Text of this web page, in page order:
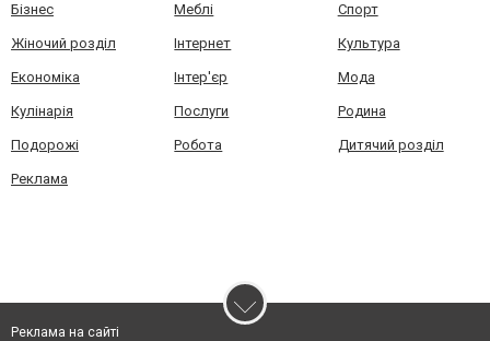
Бізнес Меблі Спорт
Жіночий розділ Інтернет Культура
Економіка Інтер'єр Мода
Кулінарія Послуги Родина
Подорожі Робота Дитячий розділ
Реклама
Реклама на сайті